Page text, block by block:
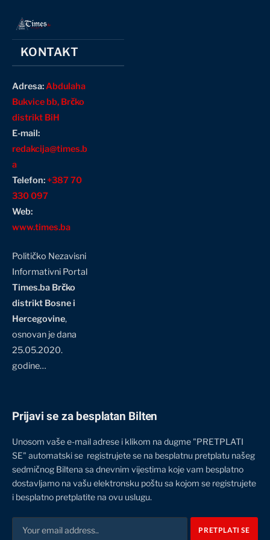
KONTAKT
Adresa:Abdulaha
Bukvice bb, Brčko
distrikt BiH
E-mail:
redakcija@times.b
a
Telefon:+387 70
330 097
Web:
www.times.ba
Političko Nezavisni
Informativni Portal
Times.ba Brčko
distrikt Bosne i
Hercegovine,
osnovan je dana
25.05.2020.
godine…
Prijavi se za besplatan Bilten
Unosom vaše e-mail adrese i klikom na dugme "PRETPLATI
SE" automatski se registrujete se na besplatnu pretplatu našeg
sedmičnog Biltena sa dnevnim vijestima koje vam besplatno
dostavljamo na vašu elektronsku poštu sa kojom se registrujete
i besplatno pretplatite na ovu uslugu.